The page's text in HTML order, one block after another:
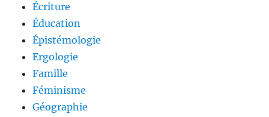
Écriture
Éducation
Épistémologie
Ergologie
Famille
Féminisme
Géographie